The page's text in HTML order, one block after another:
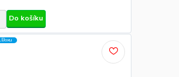
Do košíku